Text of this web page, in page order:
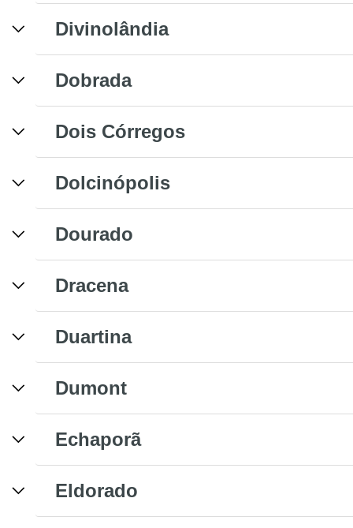
Divinolândia
Dobrada
Dois Córregos
Dolcinópolis
Dourado
Dracena
Duartina
Dumont
Echaporã
Eldorado